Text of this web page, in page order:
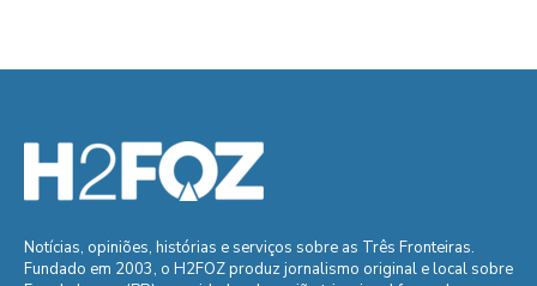
Notícias, opiniões, histórias e serviços sobre as Três Fronteiras.
Fundado em 2003, o H2FOZ produz jornalismo original e local sobre